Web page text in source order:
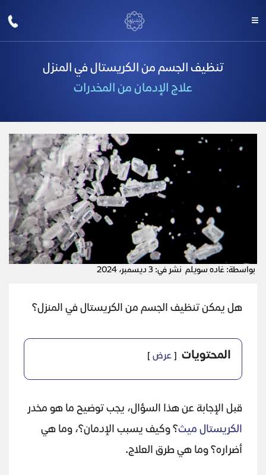
تنظيف الجسم من الكريستال في المنزل
علاج الإدمان من المخدرات
بواسطة: غاده سويلم نشر في: 3 ديسمبر، 2024
هل يمكن تنظيف الجسم من الكريستال في المنزل؟
المحتويات عرض
قبل الإجابة عن هذا السؤال، يجب توضيح ما هو مخدر
الكريستال ميث؟ وكيف يسبب الإدمان؟، وما هي
أضراره؟ وما هي طرق العلاج.